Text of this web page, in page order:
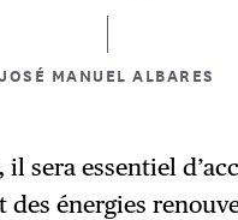
JOSÉ MANUEL ALBARES
il sera essentiel
des énergies